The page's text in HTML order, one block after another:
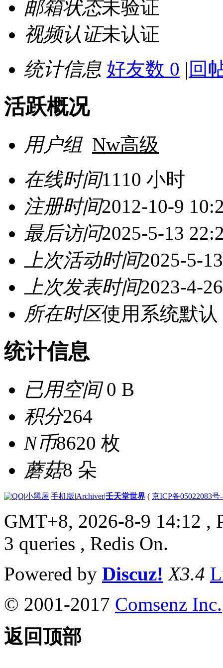
邮箱状态未验证
视频认证未认证
统计信息 好友数 0 | 回
活跃概况
用户组 Nw高级
在线时间1110 小时
注册时间2012-10-9
最后访问2025-5-13
上次活动时间2025-5-
上次发表时间2023-4-
所在时区使用系统默认
统计信息
已用空间0 B
积分264
N币8620 枚
蘑菇8 朵
|小黑屋|手机版|Archiver|壬天堂世界 ( 京ICP备05022083号
GMT+8, 2026-8-9 14:12 ,
3 queries , Redis On.
Powered by Discuz! X3.4
© 2001-2017 Comsenz Inc.
返回顶部